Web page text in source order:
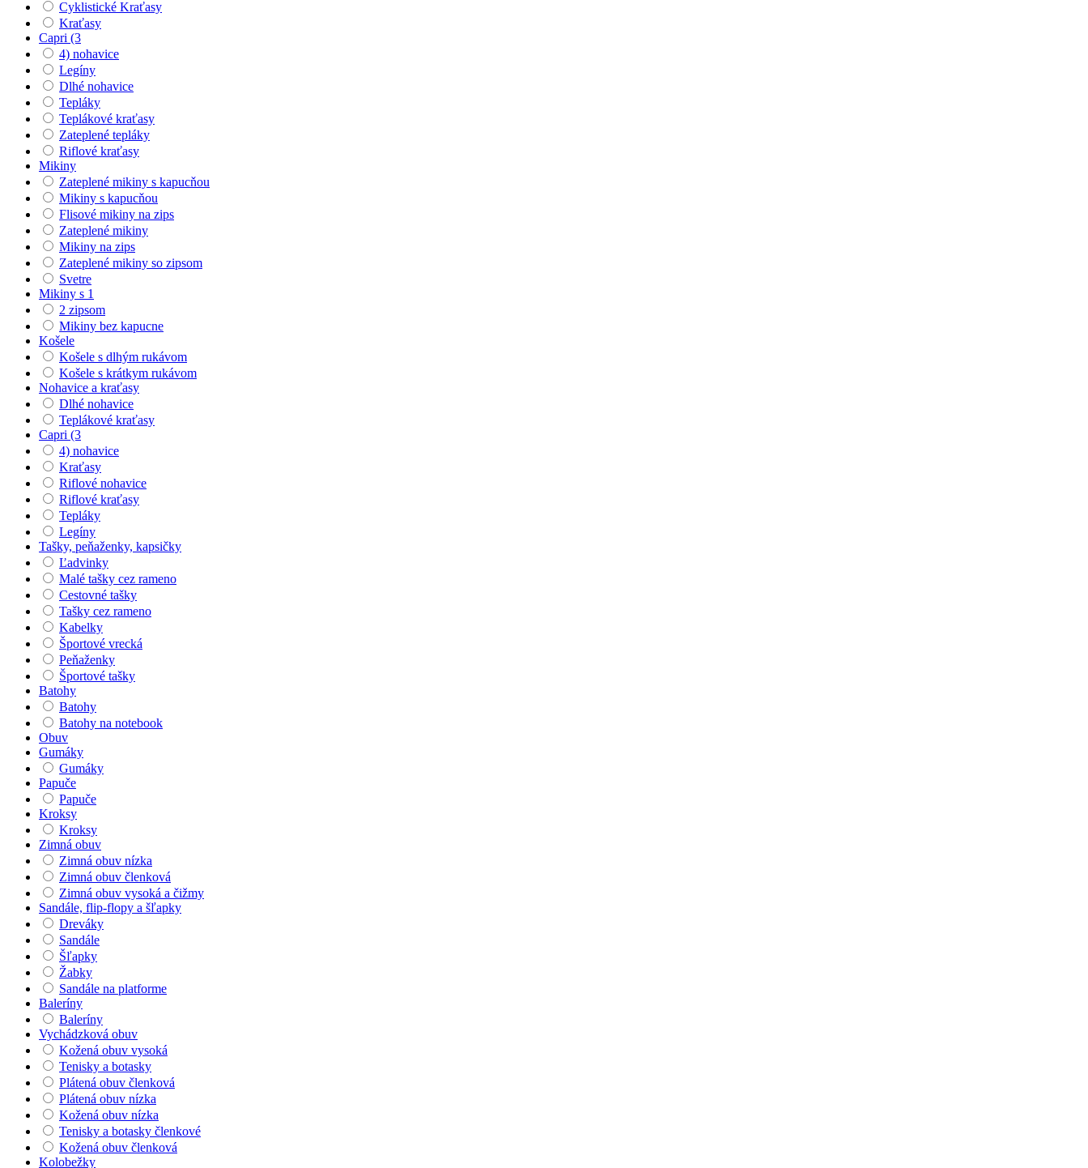
Cyklistické Kraťasy
Kraťasy
Capri (3
4) nohavice
Legíny
Dlhé nohavice
Tepláky
Teplákové kraťasy
Zateplené tepláky
Riflové kraťasy
Mikiny
Zateplené mikiny s kapucňou
Mikiny s kapucňou
Flisové mikiny na zips
Zateplené mikiny
Mikiny na zips
Zateplené mikiny so zipsom
Svetre
Mikiny s 1
2 zipsom
Mikiny bez kapucne
Košele
Košele s dlhým rukávom
Košele s krátkym rukávom
Nohavice a kraťasy
Dlhé nohavice
Teplákové kraťasy
Capri (3
4) nohavice
Kraťasy
Riflové nohavice
Riflové kraťasy
Tepláky
Legíny
Tašky, peňaženky, kapsičky
Ľadvinky
Malé tašky cez rameno
Cestovné tašky
Tašky cez rameno
Kabelky
Športové vrecká
Peňaženky
Športové tašky
Batohy
Batohy
Batohy na notebook
Obuv
Gumáky
Gumáky
Papuče
Papuče
Kroksy
Kroksy
Zimná obuv
Zimná obuv nízka
Zimná obuv členková
Zimná obuv vysoká a čižmy
Sandále, flip-flopy a šľapky
Dreváky
Sandále
Šľapky
Žabky
Sandále na platforme
Baleríny
Baleríny
Vychádzková obuv
Kožená obuv vysoká
Tenisky a botasky
Plátená obuv členková
Plátená obuv nízka
Kožená obuv nízka
Tenisky a botasky členkové
Kožená obuv členková
Kolobežky